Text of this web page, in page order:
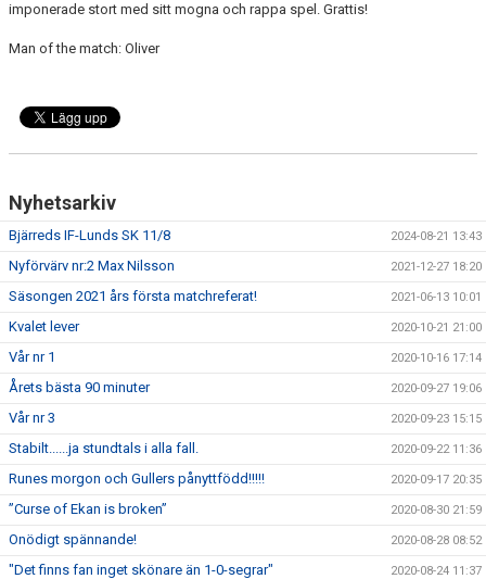
imponerade stort med sitt mogna och rappa spel. Grattis!
Man of the match: Oliver
Nyhetsarkiv
Bjärreds IF-Lunds SK 11/8 2024-08-21 13:43
Nyförvärv nr:2 Max Nilsson 2021-12-27 18:20
Säsongen 2021 års första matchreferat! 2021-06-13 10:01
Kvalet lever 2020-10-21 21:00
Vår nr 1 2020-10-16 17:14
Årets bästa 90 minuter 2020-09-27 19:06
Vår nr 3 2020-09-23 15:15
Stabilt......ja stundtals i alla fall. 2020-09-22 11:36
Runes morgon och Gullers pånyttfödd!!!!! 2020-09-17 20:35
”Curse of Ekan is broken” 2020-08-30 21:59
Onödigt spännande! 2020-08-28 08:52
"Det finns fan inget skönare än 1-0-segrar" 2020-08-24 11:37